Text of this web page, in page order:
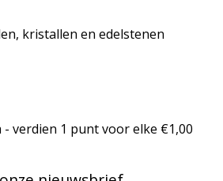
kristallen en edelstenen
verdien 1 punt voor elke €1,00